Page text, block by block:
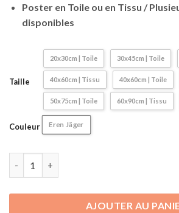
Poster en Toile ou en Tissu /
disponibles
Taille
20x30cm | Toile 30x45cm | Toile
40x60cm | Tissu 40x60cm | Toile
50x75cm | Toile 60x90cm | Tissu
Couleur Eren Jäger
AJOUTER AU